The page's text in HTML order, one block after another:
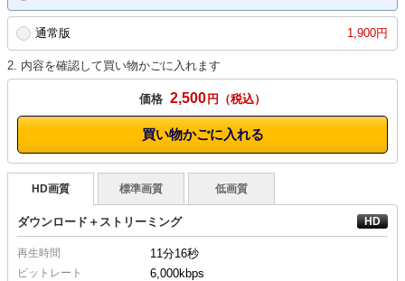
通常版 1,900円
2. 内容を確認して買い物かごに入れます
価格 2,500円
買い物かごに入れる
HD画質 標準画質 低画質
ダウンロード＋ストリーミング
再生時間 11分16秒
ビットレート 6,000kbps